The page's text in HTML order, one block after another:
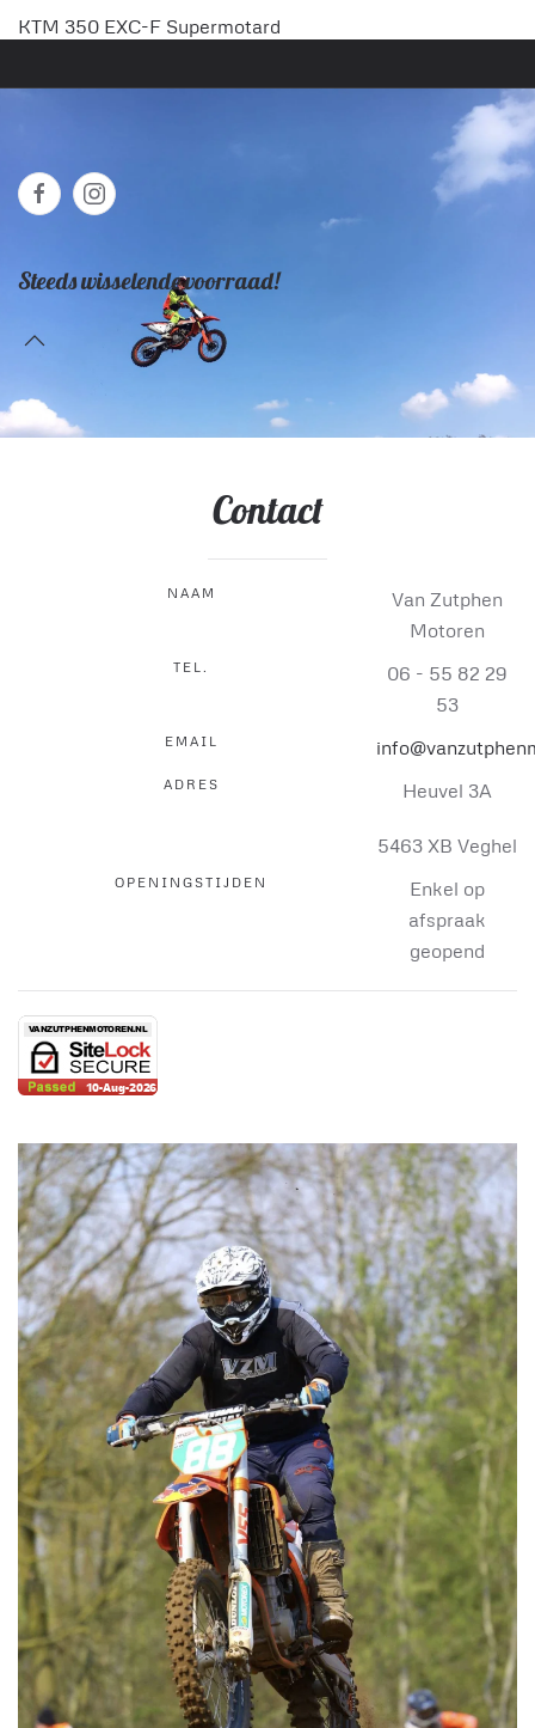
KTM 350 EXC-F Supermotard
Steeds wisselende voorraad!
Contact
NAAM
Van Zutphen
Motoren
TEL.
06 - 55 82 29
53
EMAIL
ADRES Heuvel 3A
5463 XB Veghel
OPENINGSTIJDEN
Enkel op
afspraak
geopend